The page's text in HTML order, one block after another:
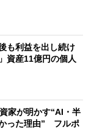
も利益を出し続け
資産11億円の個人
家が明かす“AI・半
った理由” フルポ